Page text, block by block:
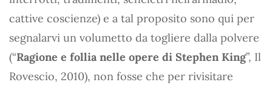
cattive coscienze) e a tal proposito sono qui per
segnalarvi un volumetto da togliere dalla polvere
(“Ragione e follia nelle opere di Stephen King”, Il
Rovescio, 2010), non fosse che per rivisitare